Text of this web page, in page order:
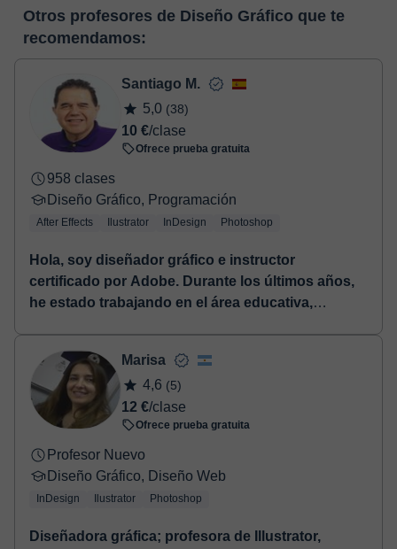
pizarra virtual o el editor de textos a tiempo real. En el siguiente
enlace puedes ver una demo del aula y conocerla:Ver aula
virtual
horas, podrás realizar el pago mediante tarjeta de débito o
crédito.
Una vez realices el pago de la clase, recibirás un e-mail de
confirmación de la reserva.
Otros profesores de Diseño Gráfico que te
recomendamos:
Santiago M.
5,0 (38)
10 €/clase
Ofrece prueba gratuita
958 clases
Diseño Gráfico, Programación
After Effects Ilustrator InDesign Photoshop
Hola, soy diseñador gráfico e instructor
certificado por Adobe. Durante los últimos años,
he estado trabajando en el área educativa,
prueba conmigo y así nos conoceremos.
soy diseñador gráfico e instructor calificado. Tengo
ideas innovadoras y pasión por todas las cosas
creativas realizadas de manera profesional y...
Marisa
4,6 (5)
12 €/clase
Ofrece prueba gratuita
Profesor Nuevo
Diseño Gráfico, Diseño Web
InDesign Ilustrator Photoshop
Diseñadora gráfica; profesora de Illustrator,